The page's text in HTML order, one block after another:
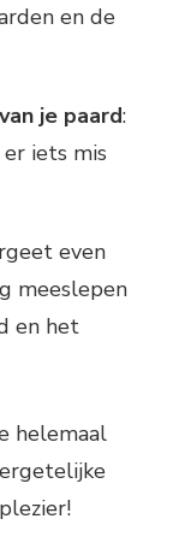
en de
je paard:
iets mis
even
meeslepen
en het
helemaal